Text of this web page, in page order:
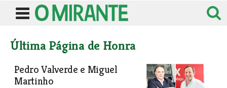
Última Página de Honra
Pedro Valverde e Miguel
Martinho